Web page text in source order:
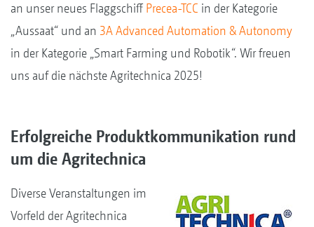
an unser neues Flaggschiff Precea-TCC in der Kategorie
„Aussaat“ und an 3A Advanced Automation & Autonomy
in der Kategorie „Smart Farming und Robotik“. Wir freuen
uns auf die nächste Agritechnica 2025!
Erfolgreiche Produktkommunikation rund
um die Agritechnica
Diverse Veranstaltungen im
Vorfeld der Agritechnica